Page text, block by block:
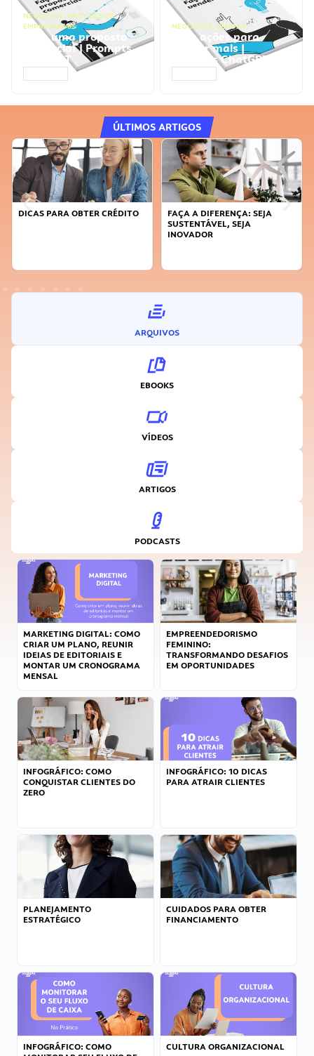
NEGÓCIOS, PROCESSOS
EMPRESARIAIS
Faça uma proposta
comercial | Prompts
ChatGPT
NEGÓCIOS, VENDAS
Faça ações para
vender mais |
Prompts ChatGPT
ÚLTIMOS ARTIGOS
DICAS PARA OBTER CRÉDITO
FAÇA A DIFERENÇA: SEJA
SUSTENTÁVEL, SEJA
INOVADOR
ARQUIVOS
EBOOKS
VÍDEOS
ARTIGOS
PODCASTS
MARKETING DIGITAL: COMO
CRIAR UM PLANO, REUNIR
IDEIAS DE EDITORIAIS E
MONTAR UM CRONOGRAMA
MENSAL
EMPREENDEDORISMO
FEMININO:
TRANSFORMANDO DESAFIOS
EM OPORTUNIDADES
INFOGRÁFICO: COMO
CONQUISTAR CLIENTES DO
ZERO
INFOGRÁFICO: 10 DICAS
PARA ATRAIR CLIENTES
PLANEJAMENTO
ESTRATÉGICO
CUIDADOS PARA OBTER
FINANCIAMENTO
INFOGRÁFICO: COMO
CULTURA ORGANIZACIONAL